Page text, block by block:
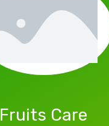
Fruits Care